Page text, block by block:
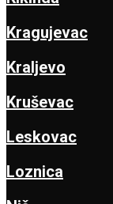
Kragujevac
Kraljevo
Kruševac
Leskovac
Loznica